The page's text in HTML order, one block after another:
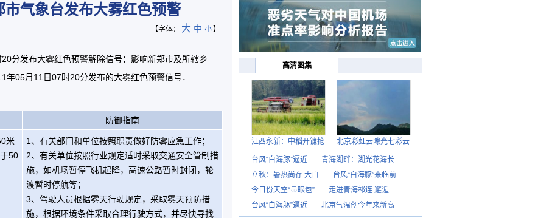
气象台发布大雾红色预警
【字体： 大 中 小】
分发布大雾红色预警解除信号：影响新郑市及所辖乡
05月11日07时20分发布的大雾红色预警信号．
防御指南
米
50
1、有关部门和单位按照职责做好防雾应急工作；
2、有关单位按照行业规定适时采取交通安全管制措
施，如机场暂停飞机起降，高速公路暂时封闭，轮
渡暂时停航等；
3、驾驶人员根据雾天行驶规定，采取雾天预防措
施，根据环境条件采取合理行驶方式，并尽快寻找
高清图集
江西永新：中稻开镰抢 北京彩虹云隙光七彩云
台风“白海豚”逼近
青海湖畔：湖光花海长
立秋：暑热尚存 大自
台风“白海豚”来临前
今日份天空“显眼包”
走进青海祁连 邂逅一
台风“白海豚”逼近
北京气温创今年来新高